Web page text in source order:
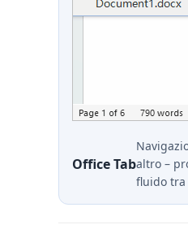
Office Tabaltro –
fluido tra